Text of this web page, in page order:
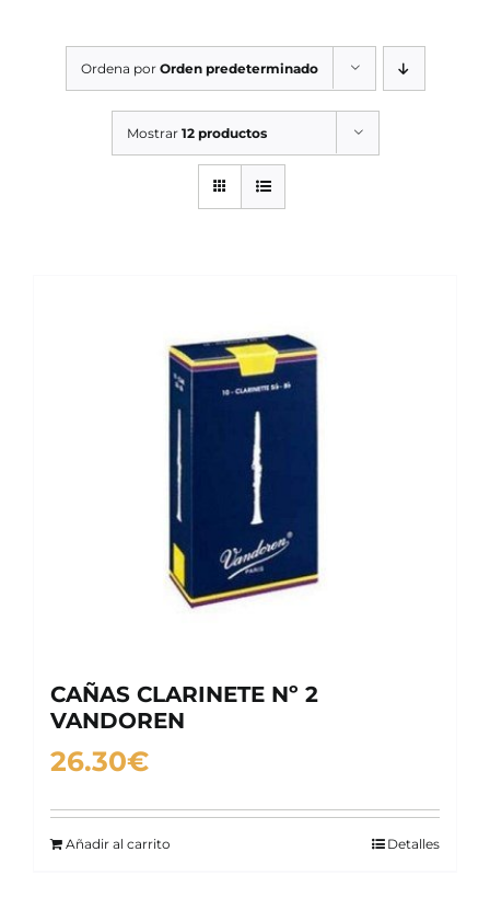
SERVICIOS TALLER
OCASIÓN
Ordena por Orden predeterminado
Mostrar 12 productos
CAÑAS CLARINETE Nº 2
VANDOREN
26.30€
Añadir al carrito Detalles